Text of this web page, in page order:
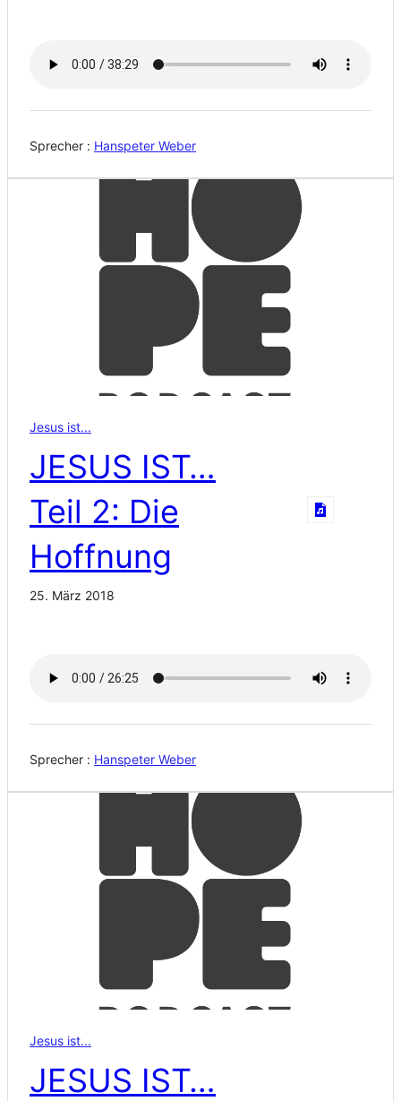
Sprecher : Hanspeter Weber
Jesus ist...
JESUS IST…
Teil 2: Die
Hoffnung
25. März 2018
Sprecher : Hanspeter Weber
Jesus ist...
JESUS IST…